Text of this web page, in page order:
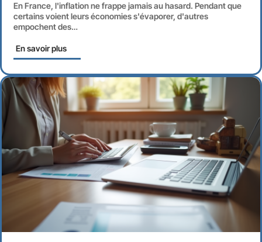
En France, l'inflation ne frappe jamais au hasard. Pendant que
certains voient leurs économies s'évaporer, d'autres
empochent des…
En savoir plus